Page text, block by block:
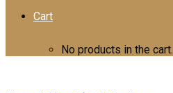
Cart
No products in the cart.